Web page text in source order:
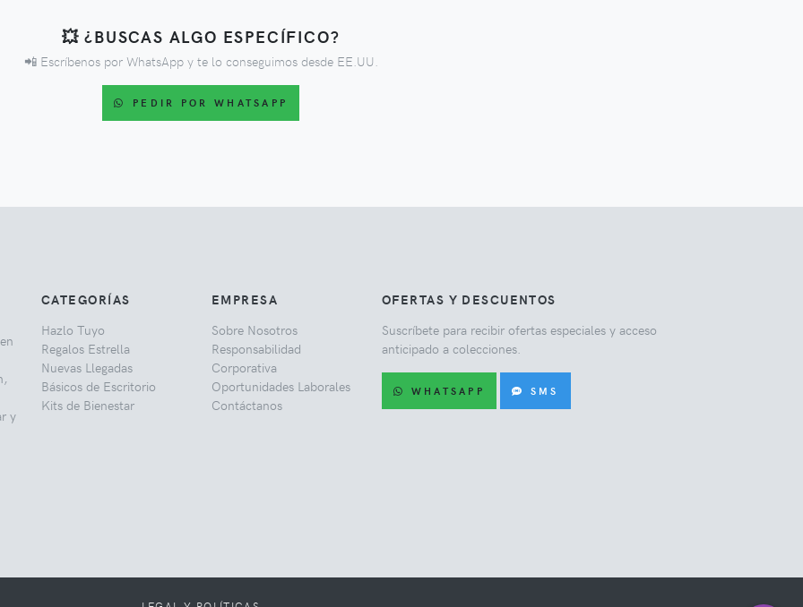
💥 ¿BUSCAS ALGO ESPECÍFICO?
📲 Escríbenos por WhatsApp y te lo conseguimos desde EE.UU.
PEDIR POR WHATSAPP
y
CATEGORÍAS
Hazlo Tuyo
Regalos Estrella
Nuevas Llegadas
Básicos de Escritorio
Kits de Bienestar
EMPRESA
Sobre Nosotros
Responsabilidad
Corporativa
Oportunidades Laborales
Contáctanos
OFERTAS Y DESCUENTOS
Suscríbete para recibir ofertas especiales y acceso
anticipado a colecciones.
WHATSAPP SMS